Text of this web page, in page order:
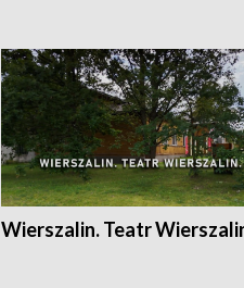
Wierszalin. Teatr